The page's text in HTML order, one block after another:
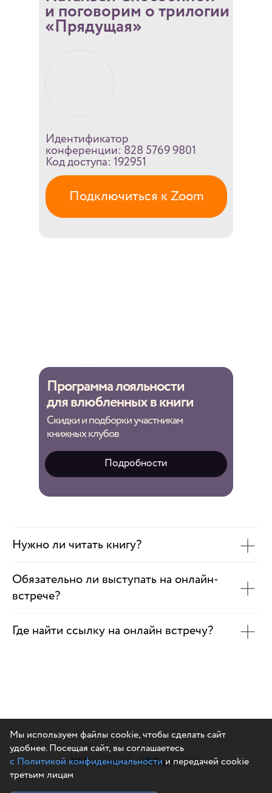
Идентификатор
конференции: 828 5769 9801
Код доступа: 192951
и поговорим о трилогии
«Прядущая»
Подключиться к Zoom
Скидки и подборки участникам
книжных клубов
Программа лояльности
для влюбленных в книги
Подробности
Нужно ли читать книгу?
Обязательно ли выступать на онлайн-
встрече?
Где найти ссылку на онлайн встречу?
Поделиться Поделиться
Мы используем файлы cookie, чтобы сделать сайт
удобнее. Посещая сайт, вы соглашаетесь
с Политикой конфиденциальностии передачей cookie
третьим лицам